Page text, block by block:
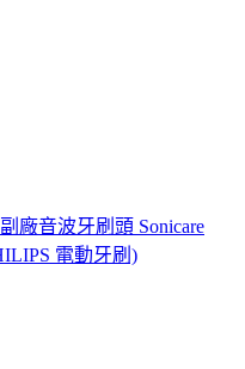
廠音波牙刷頭 Sonicare
電動牙刷)